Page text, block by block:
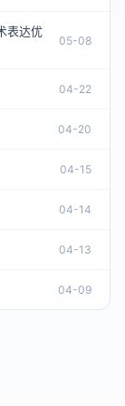
表达优
05-08
04-22
04-20
04-15
04-14
04-13
04-09